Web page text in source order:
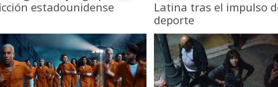
estadounidense
Latina tras el impulso
deporte